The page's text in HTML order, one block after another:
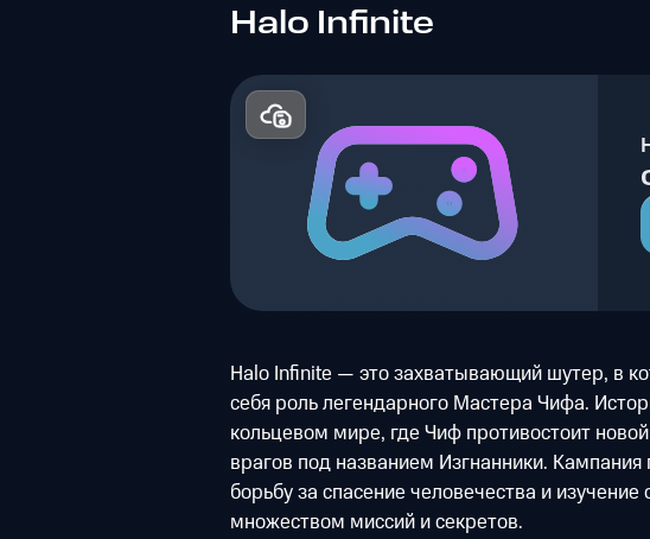
Halo Infinite
Halo Infinite — это захватывающий шутер, в
себя роль легендарного Мастера Чифа.
кольцевом мире, где Чиф противостоит
врагов под названием Изгнанники. Кампания
борьбу за спасение человечества и
множеством миссий и секретов.